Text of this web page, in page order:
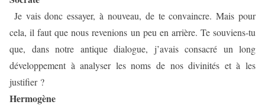
Je vais donc essayer, à nouveau, de te convaincre. Mais pour
cela, il faut que nous revenions un peu en arrière. Te souviens-tu
que, dans notre antique dialogue, j’avais consacré un long
développement à analyser les noms de nos divinités et à les
justifier ?
Hermogène